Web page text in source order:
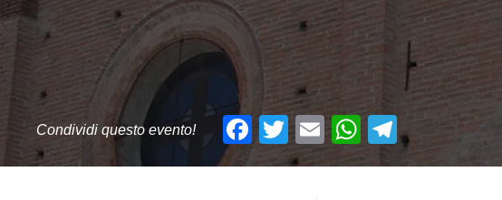
Condividi questo evento! Facebook
Twitter
EmailWhatsApp
Telegram